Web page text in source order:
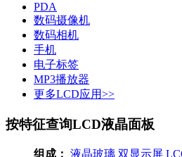
PDA
数码摄像机
数码相机
手机
电子标签
MP3播放器
更多LCD应用>>
按特征查询LCD液晶面板
组成： 液晶玻璃 双显示屏